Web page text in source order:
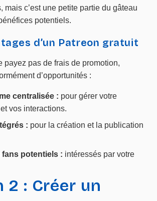
mais c’est une petite partie du gâteau
potentiels.
d’un Patreon gratuit
payez pas de frais de promotion,
d’opportunités :
centralisée : pour gérer votre
vos interactions.
: pour la création et la publication
fans potentiels : intéressés par votre
2 : Créer un